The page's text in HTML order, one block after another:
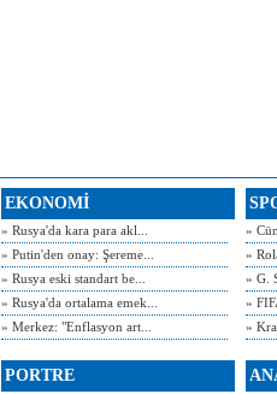
EKONOMİ
» Rusya'da kara para akl...
» Putin'den onay: Şereme...
» Rusya eski standart be...
» Rusya'da ortalama emek...
» Merkez: "Enflasyon art...
»
»
» G.
»
»
PORTRE